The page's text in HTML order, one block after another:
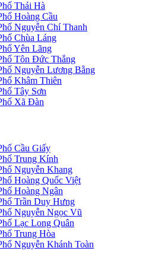
Thái Hà
Hoàng Cầu
Nguyễn Chí Thanh
Chùa Láng
Yên Lãng
Tôn Đức Thắng
Nguyễn Lương Bằng
Khâm Thiên
Tây Sơn
Xã Đàn
Cầu Giấy
Trung Kính
Nguyễn Khang
Hoàng Quốc Việt
Hoàng Ngân
Trần Duy Hưng
Nguyễn Ngọc Vũ
Lạc Long Quân
Trung Hòa
Nguyễn Khánh Toàn